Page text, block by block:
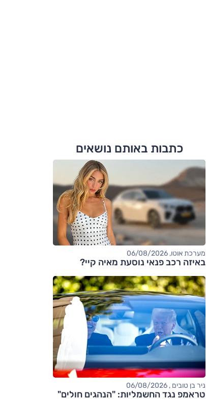
כתבות באותם נושאים
מערכת אוטו, 06/08/2026
באיזה רכב פנאי נוסעת מאיה קיי?
ניר בן טובים , 06/08/2026
טראמפ נגד החשמליות: "הנהגים חולים"